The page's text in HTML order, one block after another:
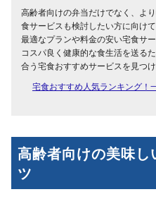
高齢者向けの弁当だけでなく、よ
食サービスも検討したい方に向け
最適なプランや料金の安い宅食サ
コスパ良く健康的な食生活を送る
合う宅食おすすめサービスを見つけ
宅食おすすめ人気ランキング！
高齢者向けの美味し
ツ